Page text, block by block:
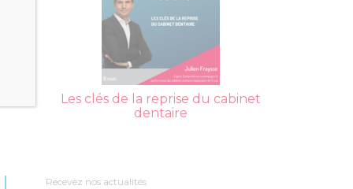
Les clés de la reprise du cabinet
dentaire
Recevez nos actualités